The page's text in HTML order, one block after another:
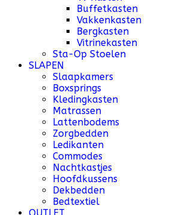
Buffetkasten
Vakkenkasten
Bergkasten
Vitrinekasten
Sta-Op Stoelen
SLAPEN
Slaapkamers
Boxsprings
Kledingkasten
Matrassen
Lattenbodems
Zorgbedden
Ledikanten
Commodes
Nachtkastjes
Hoofdkussens
Dekbedden
Bedtextiel